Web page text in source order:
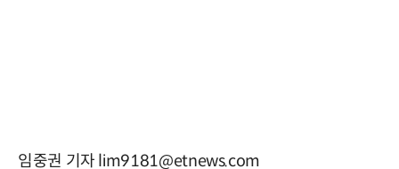
임중권 기자 lim9181@etnews.com